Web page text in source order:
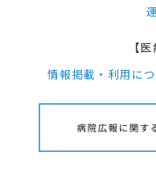
【
情報掲載・利用に